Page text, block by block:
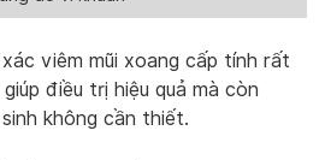
viêm mũi xoang cấp tính rất
điều trị hiệu quả mà còn
không cần thiết.